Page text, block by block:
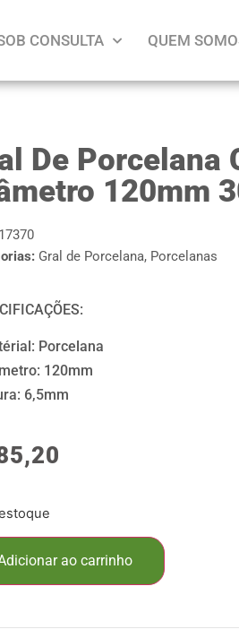
CONSULTA QUEM
De Porcelana
120mm
17370
Gral de Porcelana, Porcelanas
Porcelana
120mm
6,5mm
ao carrinho